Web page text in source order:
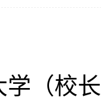
学（校